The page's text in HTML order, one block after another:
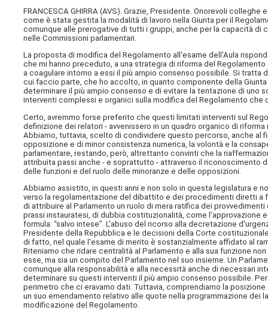
FRANCESCA GHIRRA (AVS). Grazie, Presidente. Onorevoli colleghe
come è stata gestita la modalità di lavoro nella Giunta per il
comunque alle prerogative di tutti i gruppi, anche per la capacità
nelle Commissioni parlamentari.
La proposta di modifica del Regolamento all'esame dell'Aula
che mi hanno preceduto, a una strategia di riforma del
a coagulare intorno a essi il più ampio consenso possibile. Si tratta
cui faccio parte, che ho accolto, in quanto componente della
determinare il più ampio consenso e di evitare la tentazione di uno
interventi complessi e organici sulla modifica del Regolamento
Certo, avremmo forse preferito che questi limitati interventi sul
definizione dei relatori - avvenissero in un quadro organico di
Abbiamo, tuttavia, scelto di condividere questo percorso, anche al
opposizione e di minor consistenza numerica, la volontà e la
parlamentare, restando, però, altrettanto convinti che la
attribuita passi anche - e soprattutto - attraverso il
delle funzioni e del ruolo delle minoranze e delle opposizioni.
Abbiamo assistito, in questi anni e non solo in questa legislatura e
verso la regolamentazione del dibattito e dei procedimenti diretti a
di attribuire al Parlamento un ruolo di mera ratifica dei
prassi instauratesi, di dubbia costituzionalità, come
formula: “salvo intese”. L'abuso del ricorso alla decretazione
Presidente della Repubblica e le decisioni della Corte
di fatto, nel quale l'esame di merito è sostanzialmente affidato al
Riteniamo che ridare centralità al Parlamento e alla sua funzione
esse, ma sia un compito del Parlamento nel suo insieme. Un
comunque alla responsabilità e alla necessità anche di necessari
determinare su questi interventi il più ampio consenso possibile.
perimetro che ci eravamo dati. Tuttavia, comprendiamo la
un suo emendamento relativo alle quote nella programmazione dei
modificazione del Regolamento.